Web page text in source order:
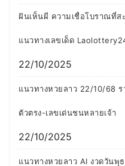
ฝันเห็นผี ความเชื่อโบราณที่ส
แนวทางเลขเด็ด
22/10/2025
แนวทางหวยลาว 22/10/68 ร
ตัวตรง-เลขเด่นชนหลายเจ้า
22/10/2025
แนวทางหวยลาว AI งวดวัน